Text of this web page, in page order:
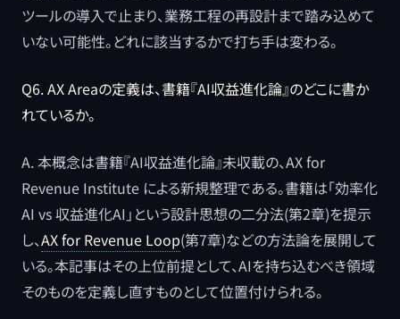
ツールの導入で止まり、業務工程の再設計まで踏み込めて
いない可能性。どれに該当するかで打ち手は変わる。
Q6. AX Areaの定義は、書籍『AI収益進化論』のどこに書か
れているか。
A. 本概念は書籍『AI収益進化論』未収載の、AX for
Revenue Institute による新規整理である。書籍は「効率化
AI vs 収益進化AI」という設計思想の二分法(第2章)を提示
し、AX for Revenue Loop(第7章)などの方法論を展開して
いる。本記事はその上位前提として、AIを持ち込むべき領域
そのものを定義し直すものとして位置付けられる。